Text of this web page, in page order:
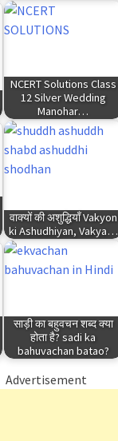
NCERT Solutions Class
12 Silver Wedding
Manohar…
वाक्यों की अशुद्धियाँ Vakyon
ki Ashudhiyan, Vakya…
साड़ी का बहुवचन शब्द क्या
होता है? sadi ka
bahuvachan batao?
Advertisement